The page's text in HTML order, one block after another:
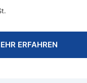
ERFAHREN